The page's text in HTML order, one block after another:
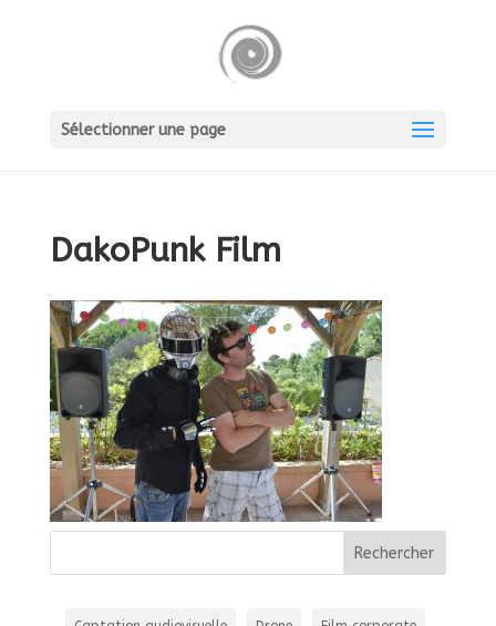
Sélectionner une page
DakoPunk Film